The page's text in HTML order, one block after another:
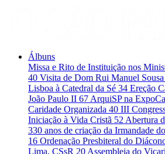
Álbuns
Missa e Rito de Instituição nos
40 Visita de Dom Rui Manuel
Lisboa à Catedral da Sé 34 Ereção
João Paulo II 67 ArquiSP na
Caridade Organizada 40 III
Iniciação à Vida Cristã 52 Abertura
330 anos de criação da Irmandade
16 Ordenação Presbiteral do
Lima, CSsR 20 Assembleia do